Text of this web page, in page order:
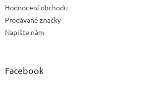
Hodnocení obchodu
Prodávané značky
Napište nám
Facebook